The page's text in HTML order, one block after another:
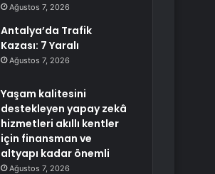
Ağustos 7, 2026
Antalya’da Trafik
Kazası: 7 Yaralı
Ağustos 7, 2026
Yaşam kalitesini
destekleyen yapay zekâ
hizmetleri akıllı kentler
için finansman ve
altyapı kadar önemli
Ağustos 7, 2026